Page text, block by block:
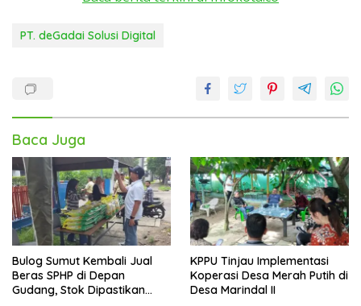
PT. deGadai Solusi Digital
Baca Juga
Bulog Sumut Kembali Jual
Beras SPHP di Depan
Gudang, Stok Dipastikan
KPPU Tinjau Implementasi
Koperasi Desa Merah Putih di
Desa Marindal II